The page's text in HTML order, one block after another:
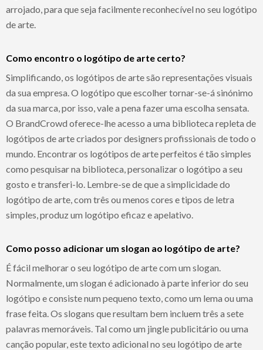
arrojado, para que seja facilmente reconhecível no seu logótipo
de arte.
Como encontro o logótipo de arte certo?
Simplificando, os logótipos de arte são representações visuais
da sua empresa. O logótipo que escolher tornar-se-á sinónimo
da sua marca, por isso, vale a pena fazer uma escolha sensata.
O BrandCrowd oferece-lhe acesso a uma biblioteca repleta de
logótipos de arte criados por designers profissionais de todo o
mundo. Encontrar os logótipos de arte perfeitos é tão simples
como pesquisar na biblioteca, personalizar o logótipo a seu
gosto e transferi-lo. Lembre-se de que a simplicidade do
logótipo de arte, com três ou menos cores e tipos de letra
simples, produz um logótipo eficaz e apelativo.
Como posso adicionar um slogan ao logótipo de arte?
É fácil melhorar o seu logótipo de arte com um slogan.
Normalmente, um slogan é adicionado à parte inferior do seu
logótipo e consiste num pequeno texto, como um lema ou uma
frase feita. Os slogans que resultam bem incluem três a sete
palavras memoráveis. Tal como um jingle publicitário ou uma
canção popular, este texto adicional no seu logótipo de arte